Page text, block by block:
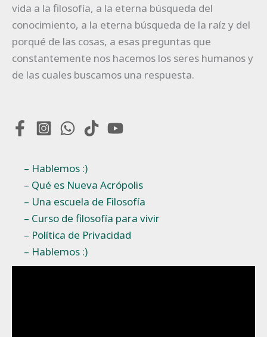
vida a la filosofía, a la eterna búsqueda del
conocimiento, a la eterna búsqueda de la raíz y del
porqué de las cosas, a esas preguntas que
constantemente nos hacemos los seres humanos y
de las cuales buscamos una respuesta.
– Hablemos :)
– Qué es Nueva Acrópolis
– Una escuela de Filosofía
– Curso de filosofía para vivir
– Política de Privacidad
– Hablemos :)